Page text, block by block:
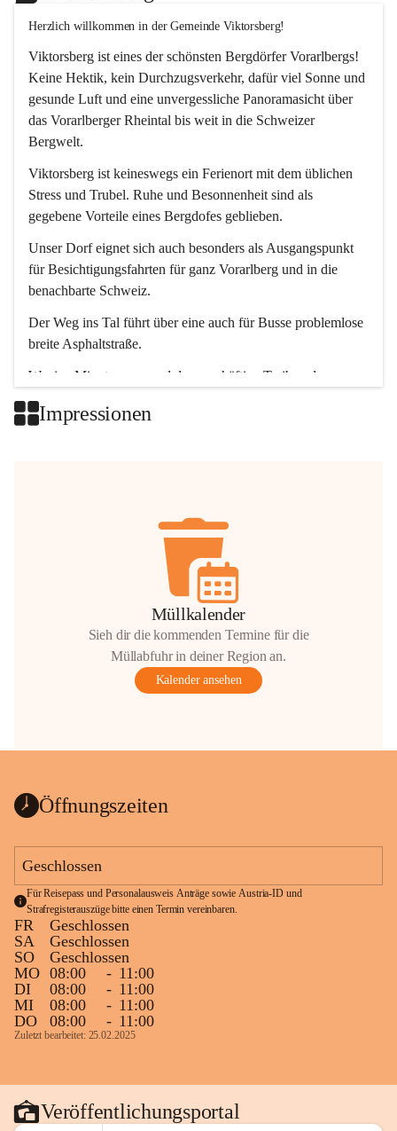
Herzlich willkommen in der Gemeinde Viktorsberg!
Viktorsberg ist eines der schönsten Bergdörfer Vorarlbergs!
Keine Hektik, kein Durchzugsverkehr, dafür viel Sonne und
gesunde Luft und eine unvergessliche Panoramasicht über
das Vorarlberger Rheintal bis weit in die Schweizer
Bergwelt.
Viktorsberg ist keineswegs ein Ferienort mit dem üblichen
Stress und Trubel. Ruhe und Besonnenheit sind als
gegebene Vorteile eines Bergdofes geblieben.
Unser Dorf eignet sich auch besonders als Ausgangspunkt
für Besichtigungsfahrten für ganz Vorarlberg und in die
benachbarte Schweiz.
Der Weg ins Tal führt über eine auch für Busse problemlose
breite Asphaltstraße.
Wenige Minuten nur, und das geschäftige Treiben der
Impressionen
Müllkalender
Sieh dir die kommenden Termine für die
Müllabfuhr in deiner Region an.
Kalender ansehen
Öffnungszeiten
Geschlossen
Für Reisepass und Personalausweis Anträge sowie Austria-ID und
Strafregisterauszüge bitte einen Termin vereinbaren.
FR
Geschlossen
SA
Geschlossen
SO
Geschlossen
MO 08:00 - 11:00
DI
08:00 - 11:00
MI
08:00 - 11:00
DO
08:00 - 11:00
Zuletzt bearbeitet: 25.02.2025
Veröffentlichungsportal